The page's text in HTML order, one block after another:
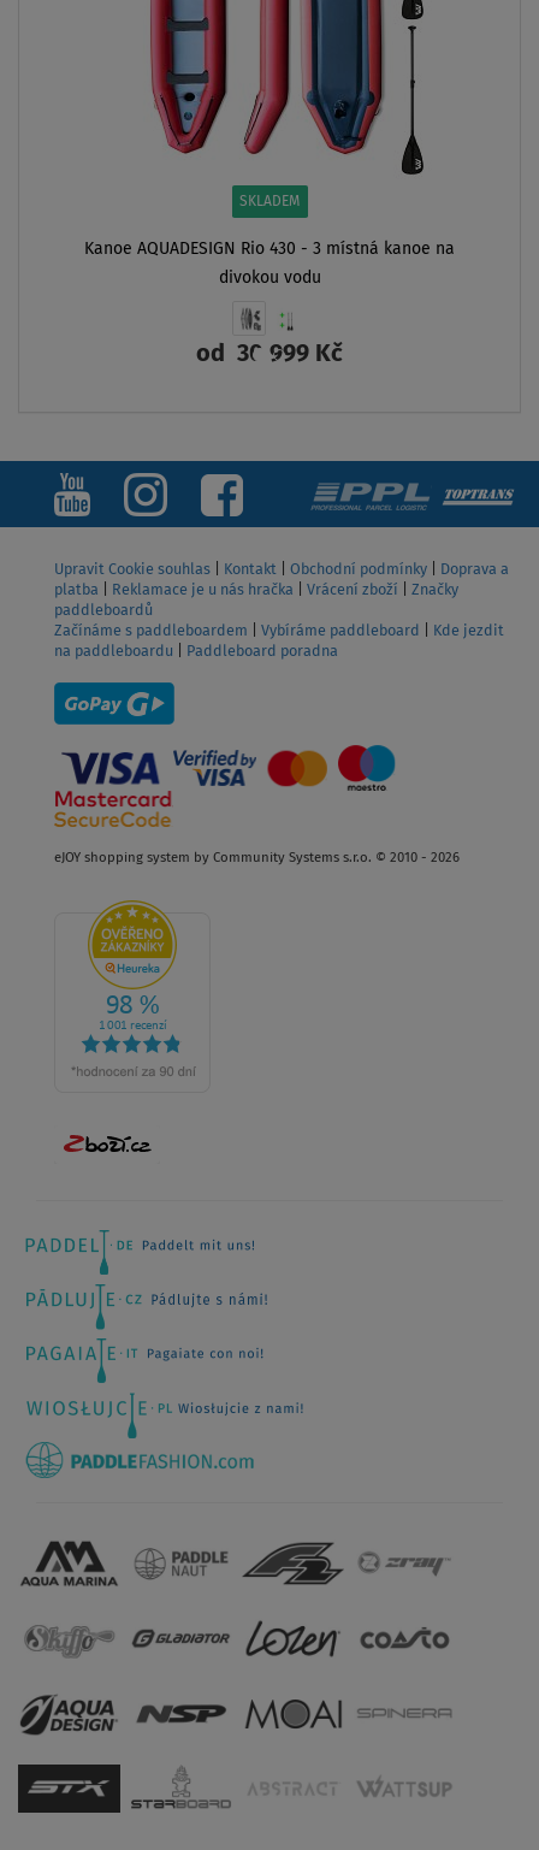
SKLADEM
Kanoe AQUADESIGN Rio 430 - 3 místná kanoe na
divokou vodu
od 30 999 Kč
Upravit Cookie souhlas Kontakt Obchodní podmínky
Doprava a
platba
Reklamace je u nás hračka Vrácení zboží
Značky
paddleboardů
Začínáme s paddleboardem
Vybíráme paddleboard
Kde jezdit
na paddleboardu
Paddleboard poradna
eJOY shopping system by Community Systems s.r.o. © 2010 - 2026